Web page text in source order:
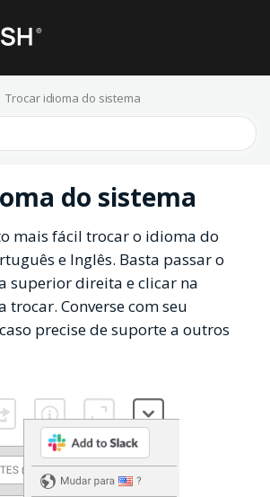
Trocar idioma do sistema
do sistema
mais fácil trocar o idioma do
e Inglês. Basta passar o
superior direita e clicar na
Converse com seu
precise de suporte a outros